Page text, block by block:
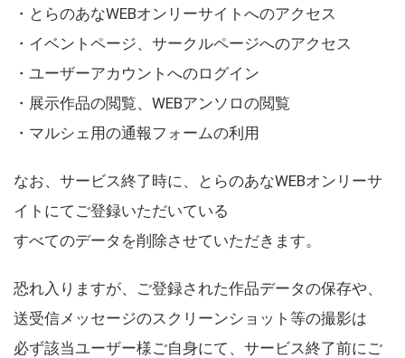
・とらのあなWEBオンリーサイトへのアクセス
・イベントページ、サークルページへのアクセス
・ユーザーアカウントへのログイン
・展示作品の閲覧、WEBアンソロの閲覧
・マルシェ用の通報フォームの利用
なお、サービス終了時に、とらのあなWEBオンリーサ
イトにてご登録いただいている
すべてのデータを削除させていただきます。
恐れ入りますが、ご登録された作品データの保存や、
送受信メッセージのスクリーンショット等の撮影は
必ず該当ユーザー様ご自身にて、サービス終了前にご